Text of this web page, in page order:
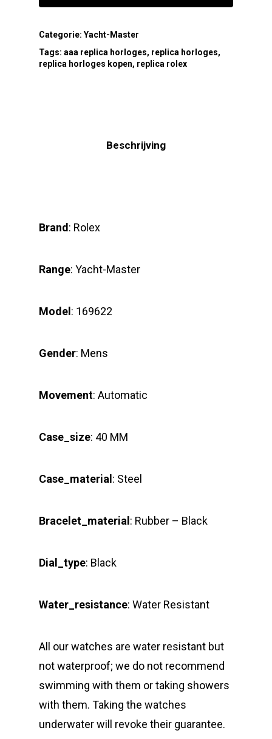
Categorie: Yacht-Master
Tags: aaa replica horloges, replica horloges,
replica horloges kopen, replica rolex
Beschrijving
Brand : Rolex
Range: Yacht-Master
Model : 169622
Gender: Mens
Movement: Automatic
Case_size: 40 MM
Case_material : Steel
Bracelet_material : Rubber – Black
Dial_type: Black
Water_resistance: Water Resistant
All our watches are water resistant but
not waterproof; we do not recommend
swimming with them or taking showers
with them. Taking the watches
underwater will revoke their guarantee.